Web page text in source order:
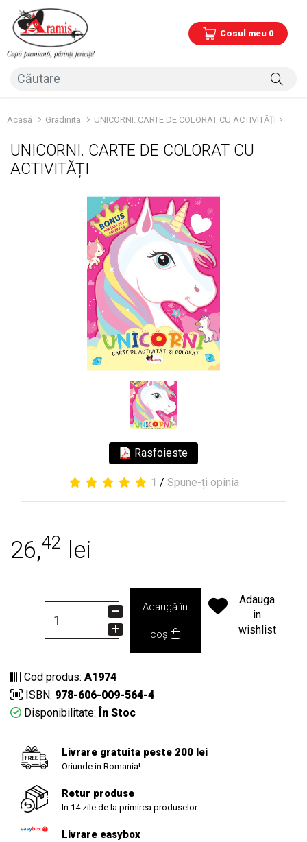
Cosul meu 0
Acasă Gradinita UNICORNI. CARTE DE COLORAT CU ACTIVITĂȚI
UNICORNI. CARTE DE COLORAT CU
ACTIVITĂȚI
Rasfoieste
1 / Spune-ți opinia
26,42 lei
Adaugă în
coș
Adauga
in
wishlist
Cod produs: A1974
ISBN: 978-606-009-564-4
Disponibilitate: În Stoc
Livrare gratuita peste 200 lei
Oriunde in Romania!
Retur produse
In 14 zile de la primirea produselor
Livrare easybox